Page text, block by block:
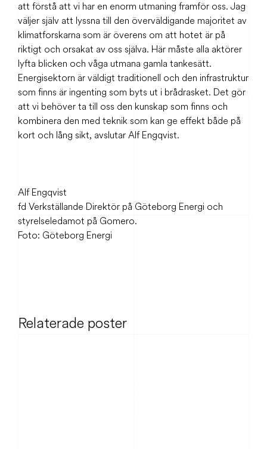
att förstå att vi har en enorm utmaning framför oss. Jag
väljer själv att lyssna till den överväldigande majoritet av
klimatforskarna som är överens om att hotet är på
riktigt och orsakat av oss själva. Här måste alla aktörer
lyfta blicken och våga utmana gamla tankesätt.
Energisektorn är väldigt traditionell och den infrastruktur
som finns är ingenting som byts ut i brådrasket. Det gör
att vi behöver ta till oss den kunskap som finns och
kombinera den med teknik som kan ge effekt både på
kort och lång sikt, avslutar Alf Engqvist.
Alf Engqvist
fd Verkställande Direktör på Göteborg Energi och
styrelseledamot på Gomero.
Foto: Göteborg Energi
Relaterade poster